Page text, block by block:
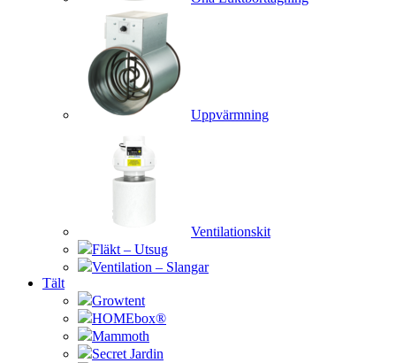
Uppvärmning
Ventilationskit
Fläkt – Utsug
Ventilation – Slangar
Tält
Growtent
HOMEbox®
Mammoth
Secret Jardin